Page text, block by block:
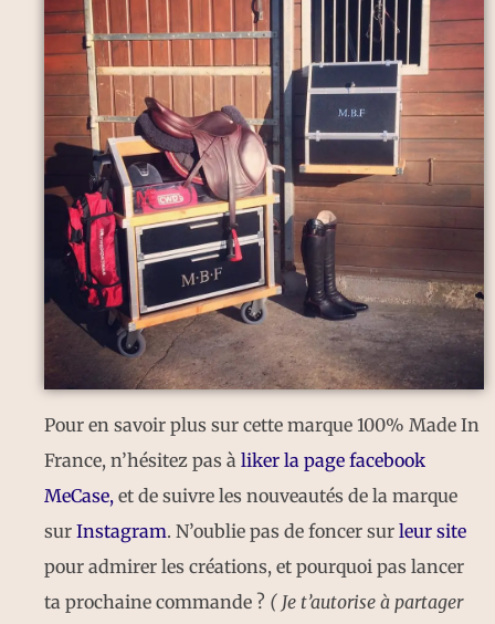
Pour en savoir plus sur cette marque 100% Made In
France, n’hésitez pas à liker la page facebook
MeCase, et de suivre les nouveautés de la marque
sur Instagram. N’oublie pas de foncer sur leur site
pour admirer les créations, et pourquoi pas lancer
ta prochaine commande ? ( Je t’autorise à partager